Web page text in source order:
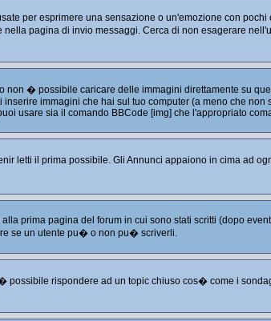
per esprimere una sensazione o un'emozione con
pagina di invio messaggi. Cerca di non esagerare
non � possibile caricare delle immagini direttamente su
immagini che hai sul tuo computer (a meno che
usare sia il comando BBCode [img] che l'appropriato
letti il prima possibile. Gli Annunci appaiono in cima ad
prima pagina del forum in cui sono stati scritti (dopo
se un utente pu� o non pu� scriverli.
possibile rispondere ad un topic chiuso cos� come i